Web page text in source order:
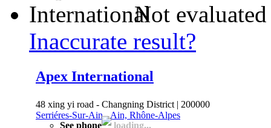
Not
Inaccurate result?
Apex International
48 xing yi road - Changning District | 200000
Serriéres-Sur-Ain-Ain, Rhône-Alpes
See phone
loading...